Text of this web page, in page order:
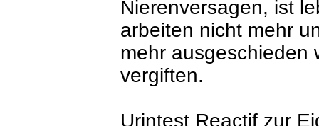
Nierenversagen, ist
arbeiten nicht mehr
mehr ausgeschieden
vergiften.
Urintest Reactif zur